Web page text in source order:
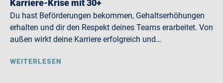
Karriere-Krise mit 30+
Du hast Beförderungen bekommen, Gehaltserhöhungen
erhalten und dir den Respekt deines Teams erarbeitet. Von
außen wirkt deine Karriere erfolgreich und…
WEITERLESEN